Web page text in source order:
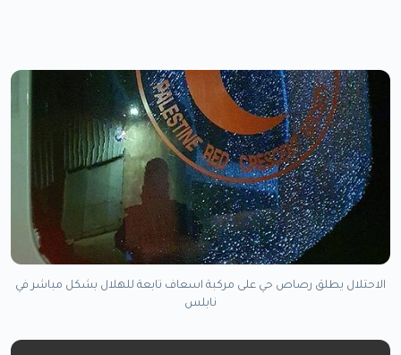
الاحتلال يطلق رصاص حي على مركبة اسعاف تابعة للهلال بشكل مباشر في
نابلس